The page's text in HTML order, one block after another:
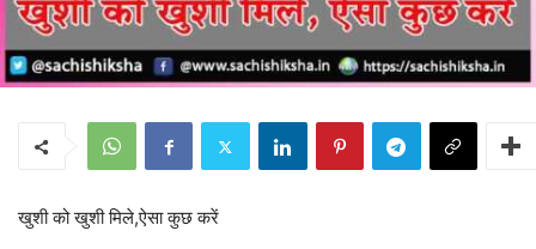
खुशी को खुशी मिले,ऐसा कुछ करें